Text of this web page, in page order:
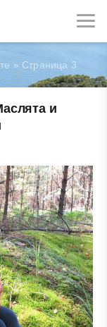
» Страница 3
и